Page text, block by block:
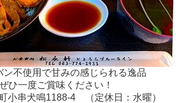
ン不使用で甘みの感じられる逸品
ひ一度ご賞味ください！
小串犬鳴1188-4 （定休日：水曜）